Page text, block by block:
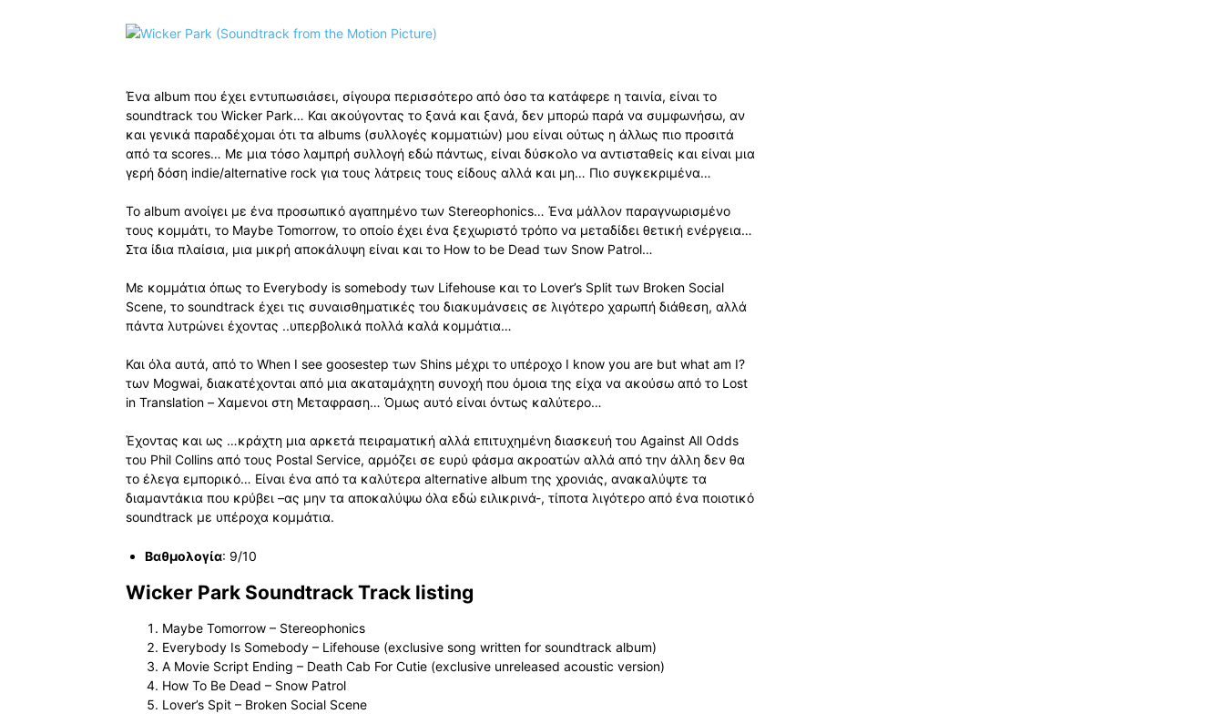
Ένα album που έχει εντυπωσιάσει, σίγουρα περισσότερο από όσο τα κατάφερε η ταινία, είναι το
soundtrack του Wicker Park… Και ακούγοντας το ξανά και ξανά, δεν μπορώ παρά να συμφωνήσω, αν
και γενικά παραδέχομαι ότι τα albums (συλλογές κομματιών) μου είναι ούτως η άλλως πιο προσιτά
από τα scores… Με μια τόσο λαμπρή συλλογή εδώ πάντως, είναι δύσκολο να αντισταθείς και είναι μια
γερή δόση indie/alternative rock για τους λάτρεις τους είδους αλλά και μη… Πιο συγκεκριμένα…
Το album ανοίγει με ένα προσωπικό αγαπημένο των Stereophonics… Ένα μάλλον παραγνωρισμένο
τους κομμάτι, το Maybe Tomorrow, το οποίο έχει ένα ξεχωριστό τρόπο να μεταδίδει θετική ενέργεια…
Στα ίδια πλαίσια, μια μικρή αποκάλυψη είναι και το How to be Dead των Snow Patrol…
Με κομμάτια όπως το Everybody is somebody των Lifehouse και το Lover’s Split των Broken Social
Scene, το soundtrack έχει τις συναισθηματικές του διακυμάνσεις σε λιγότερο χαρωπή διάθεση, αλλά
πάντα λυτρώνει έχοντας ..υπερβολικά πολλά καλά κομμάτια…
Και όλα αυτά, από το When I see goosestep των Shins μέχρι το υπέροχο I know you are but what am I?
των Mogwai, διακατέχονται από μια ακαταμάχητη συνοχή που όμοια της είχα να ακούσω από το Lost
in Translation – Χαμενοι στη Μεταφραση… Όμως αυτό είναι όντως καλύτερο…
Έχοντας και ως …κράχτη μια αρκετά πειραματική αλλά επιτυχημένη διασκευή του Against All Odds
του Phil Collins από τους Postal Service, αρμόζει σε ευρύ φάσμα ακροατών αλλά από την άλλη δεν θα
το έλεγα εμπορικό… Είναι ένα από τα καλύτερα alternative album της χρονιάς, ανακαλύψτε τα
διαμαντάκια που κρύβει –ας μην τα αποκαλύψω όλα εδώ ειλικρινά-, τίποτα λιγότερο από ένα ποιοτικό
soundtrack με υπέροχα κομμάτια.
Βαθμολογία: 9/10
Wicker Park Soundtrack Track listing
Maybe Tomorrow – Stereophonics
Everybody Is Somebody – Lifehouse (exclusive song written for soundtrack album)
A Movie Script Ending – Death Cab For Cutie (exclusive unreleased acoustic version)
How To Be Dead – Snow Patrol
Lover’s Spit – Broken Social Scene